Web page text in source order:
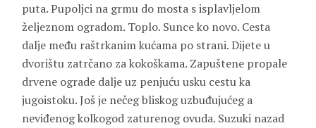
puta. Pupoljci na grmu do mosta s isplavljelom
željeznom ogradom. Toplo. Sunce ko novo. Cesta
dalje među raštrkanim kućama po strani. Dijete u
dvorištu zatrčano za kokoškama. Zapuštene propale
drvene ograde dalje uz penjuću usku cestu ka
jugoistoku. Još je nečeg bliskog uzbuđujućeg a
neviđenog kolkogod zaturenog ovuda. Suzuki nazad